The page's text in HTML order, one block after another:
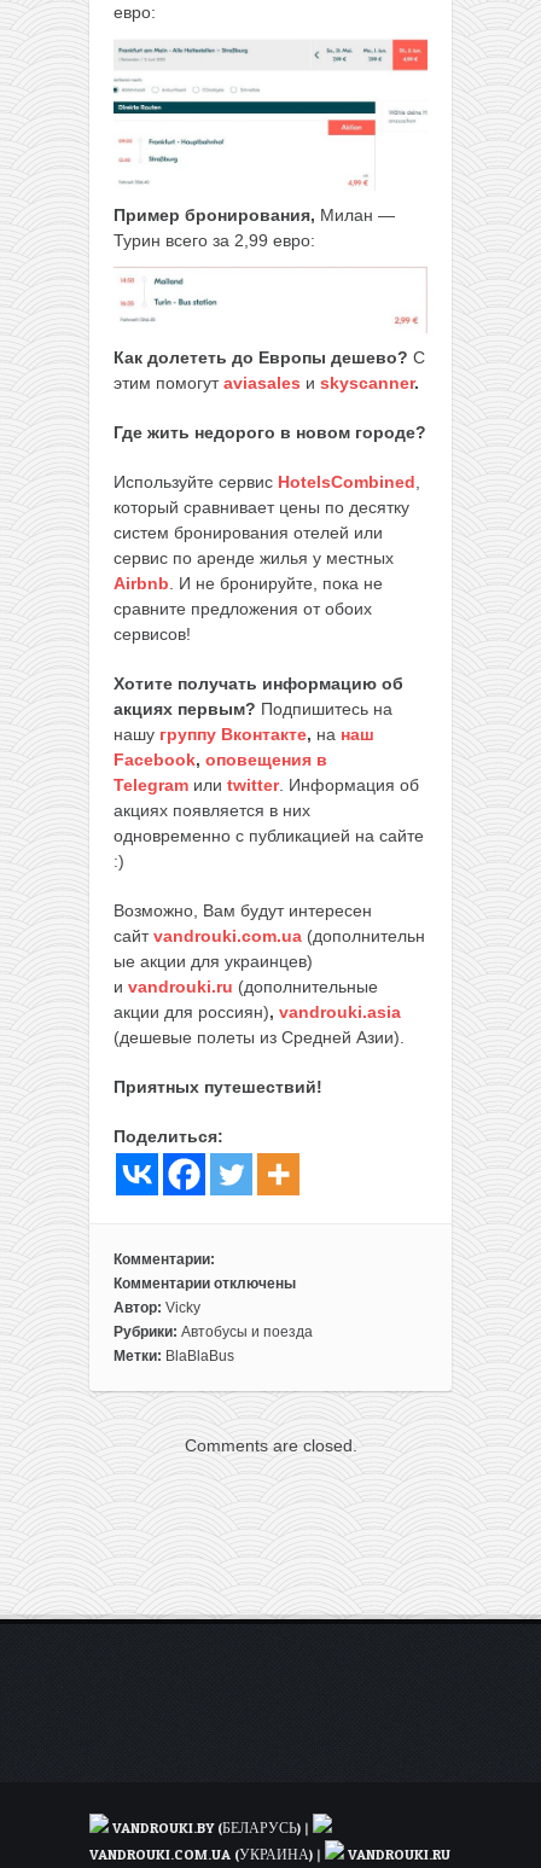
евро:
Пример бронирования, Милан —
Турин всего за 2,99 евро:
Как долететь до Европы дешево? С
этим помогутaviasales и skyscanner.
Где жить недорого в новом городе?
Используйте сервис HotelsCombined
который сравнивает цены по десятку
систем бронирования отелей или
сервис по аренде жилья у местных
Airbnb . И не бронируйте, пока не
сравните предложения от обоих
сервисов!
Хотите получать информацию об
акциях первым? Подпишитесь на
нашу группу Вконтакте, на наш
Facebook, оповещения в
Telegram или twitter. Информация об
акциях появляется в них
одновременно с публикацией на сайте
:)
Возможно, Вам будут интересен
сайтvandrouki.com.ua (дополнительн
ые акции для украинцев)
и vandrouki.ru (дополнительные
акции для россиян), vandrouki.asia
(дешевые полеты из Средней Азии).
Приятных путешествий!
Поделиться:
Комментарии:
Комментарии
к
записи
Распродажа
поездки
Европе
всего
от
0,99€!
отключены
Автор: Vicky
Рубрики: Автобусы и поезда
Метки: BlaBlaBus
Comments are closed.
VANDROUKI.BY (БЕЛАРУСЬ) |
VANDROUKI.COM.UA (УКРАИНА) | VANDROUKI.RU